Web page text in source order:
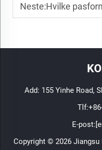
Neste:Hvilke pasformfordeler
Add: 155 Yinhe Road,
Tlf:
E-post:
Copyright © 2026 Jiangsu